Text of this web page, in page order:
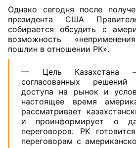
Однако сегодня после
президента США
собирается обсудить с
возможность
пошлин в отношении РК».
— Цель Казахстана
согласованных
доступа на рынок и
настоящее время
рассматривает
и проинформирует о
переговоров. РК
переговорам с